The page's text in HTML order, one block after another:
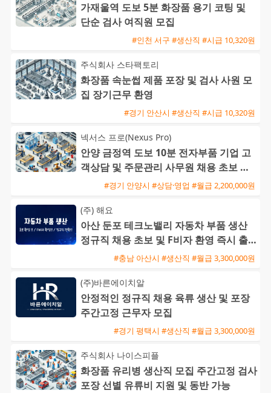
가재울역 도보 5분 화장품 용기 코팅 및
단순 검사 여직원 모집
#인천 서구 #생산직 #시급 10,320원
주식회사 스타팩토리
화장품 속눈썹 제품 포장 및 검사 사원 모
집 장기근무 환영
#경기 안산시 #생산직 #시급 10,320원
넥서스 프로(Nexus Pro)
안양 금정역 도보 10분 전자부품 기업 고
객상담 및 주문관리 사무원 채용 초보 가
#경기 안양시 #상담·영업 #월급 2,200,000원
(주) 해요
아산 둔포 테크노밸리 자동차 부품 생산
정규직 채용 초보 및 F비자 환영 즉시 출
#충남 아산시 #생산직 #월급 3,300,000원
(주)바른에이치알
안정적인 정규직 채용 육류 생산 및 포장
주간고정 근무자 모집
#경기 평택시 #생산직 #월급 3,300,000원
주식회사 나이스피플
화장품 유리병 생산직 모집 주간고정 검사
포장 선별 유류비 지원 및 동반 가능